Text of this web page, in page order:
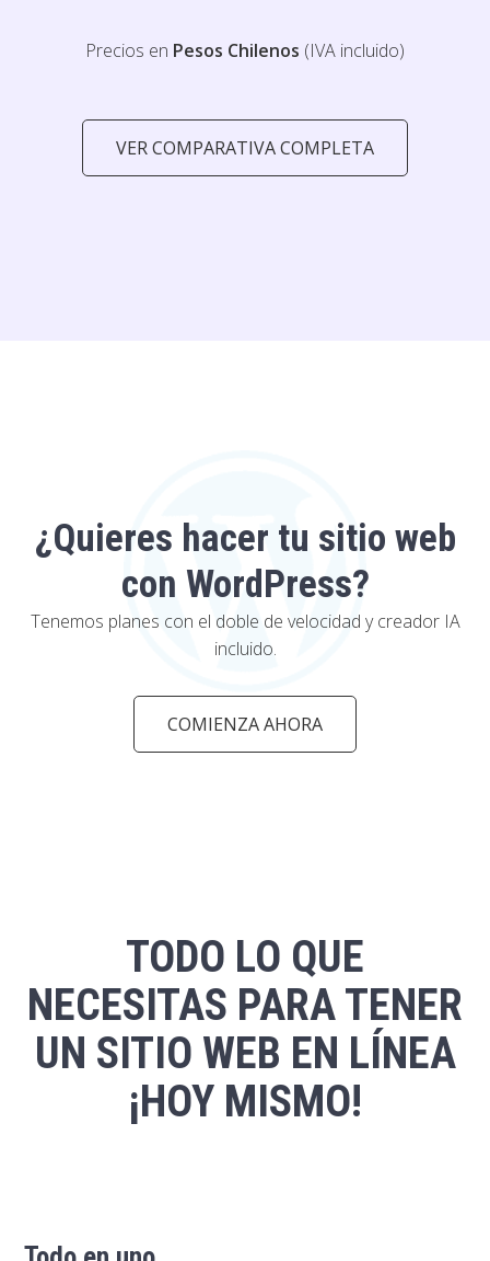
Precios en Pesos Chilenos (IVA incluido)
VER COMPARATIVA COMPLETA
¿Quieres hacer tu sitio web
con WordPress?
Tenemos planes con el doble de velocidad y creador IA
incluido.
COMIENZA AHORA
TODO LO QUE
NECESITAS PARA TENER
UN SITIO WEB EN LÍNEA
¡HOY MISMO!